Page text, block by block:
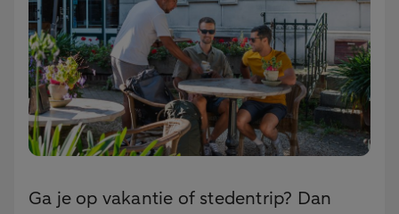
Ga je op vakantie of stedentrip? Dan